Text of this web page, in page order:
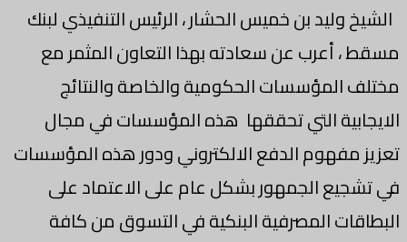
الشيخ وليد بن خميس الحشار ، الرئيس التنفيذي لبنك
مسقط ، أعرب عن سعادته بهذا التعاون المثمر مع
مختلف المؤسسات الحكومية والخاصة والنتائج
الايجابية التي تحققها هذه المؤسسات في مجال
تعزيز مفهوم الدفع الالكتروني ودور هذه المؤسسات
في تشجيع الجمهور بشكل عام على الاعتماد على
البطاقات المصرفية البنكية في التسوق من كافة